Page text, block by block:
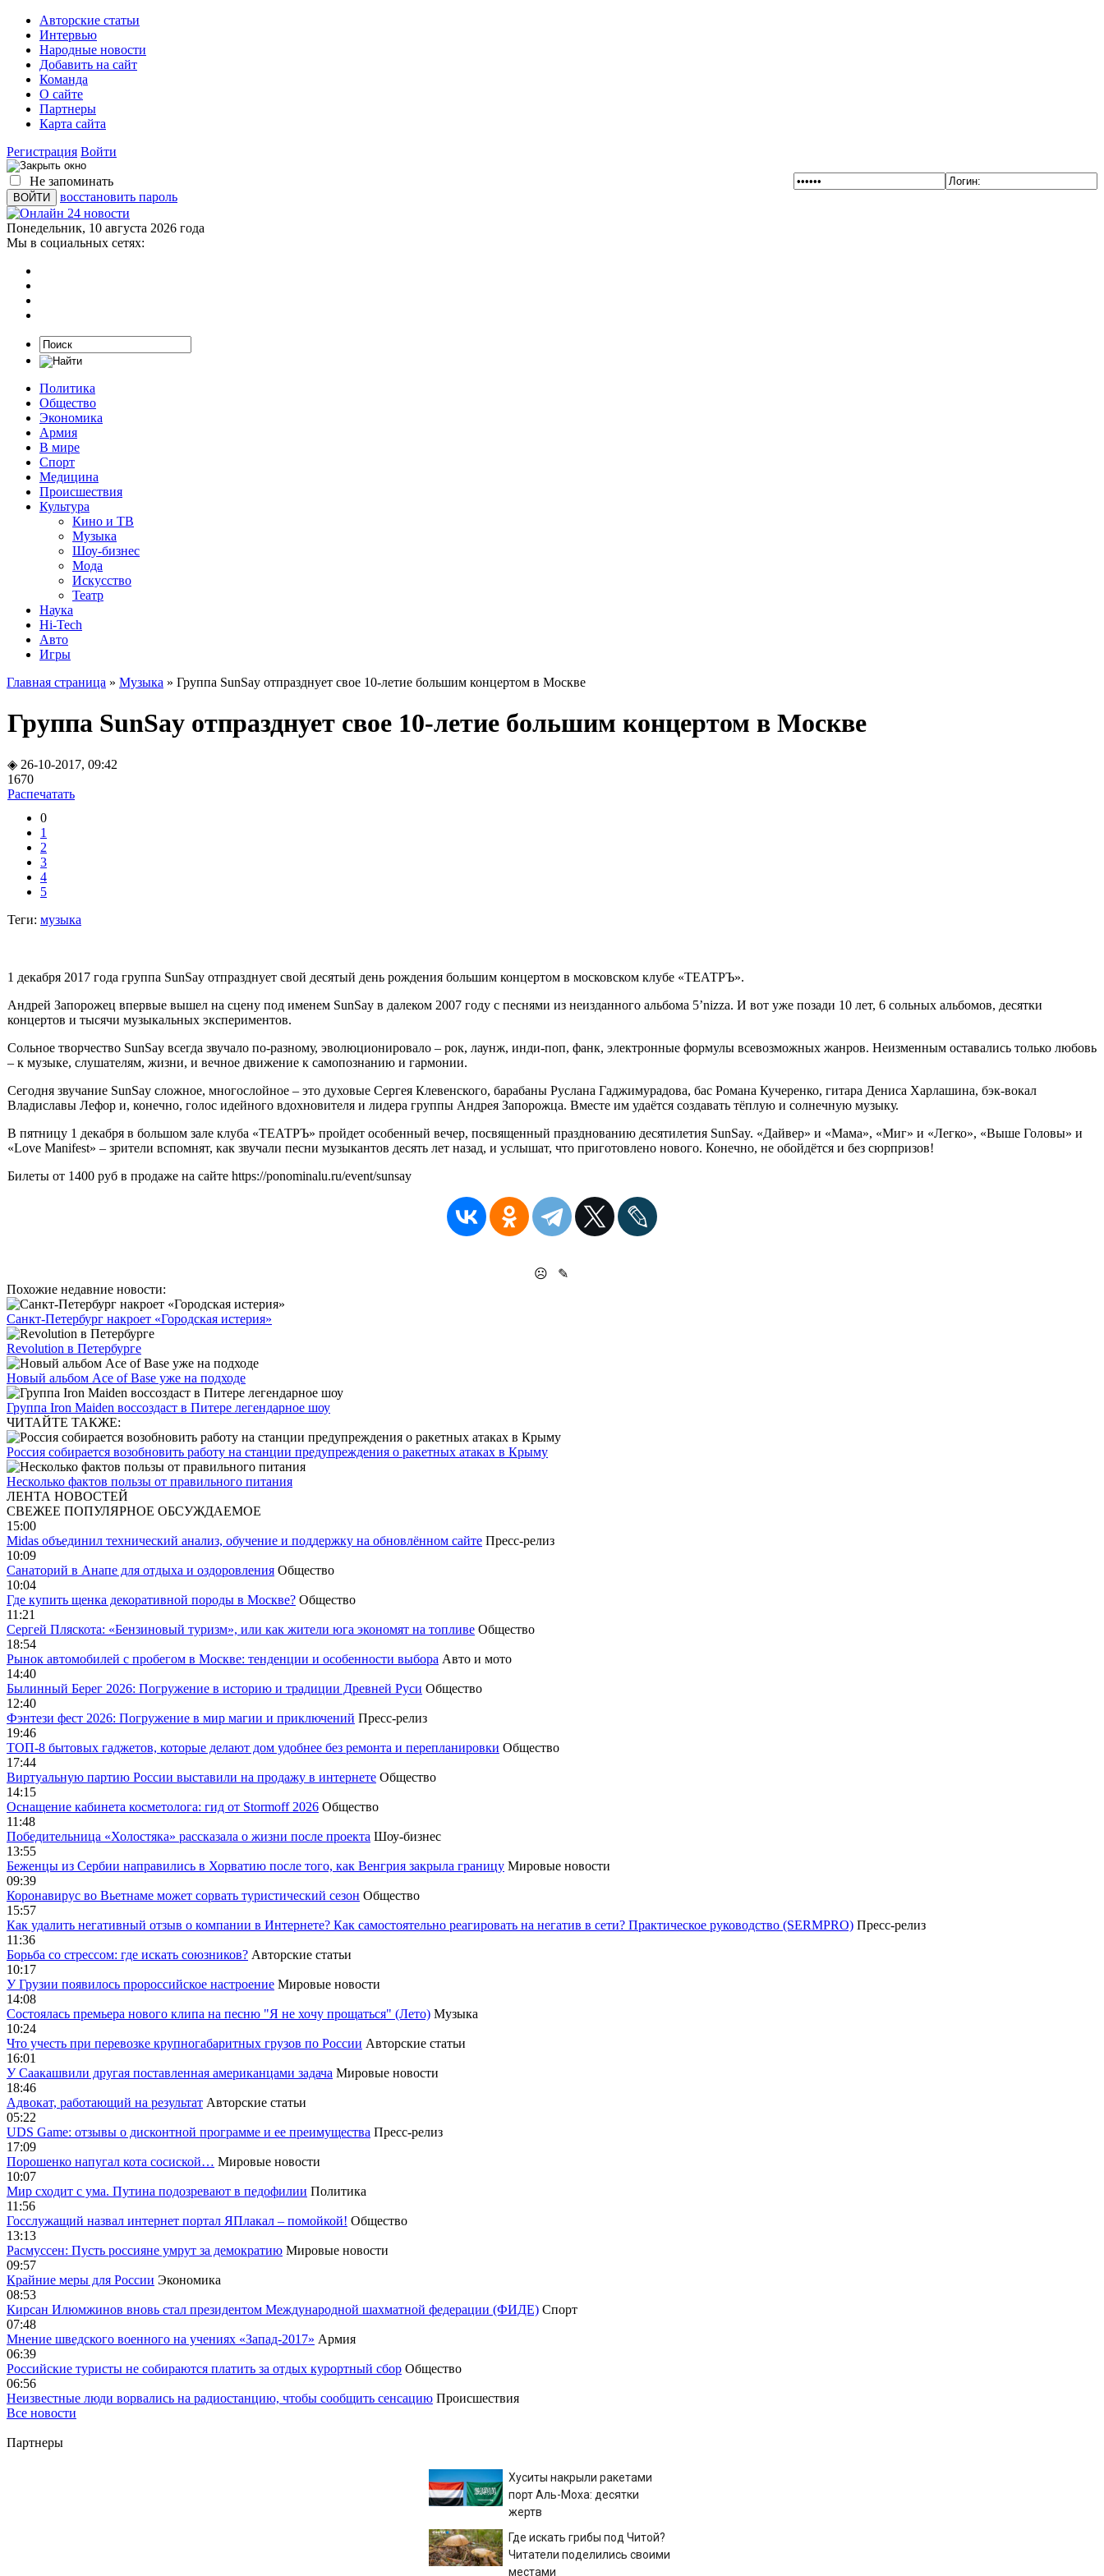
Авторские статьи
Интервью
Народные новости
Добавить на сайт
Команда
О сайте
Партнеры
Карта сайта
Регистрация Войти
Не запоминать
восстановить пароль
Понедельник, 10 августа 2026 года
Мы в социальных сетях:
Политика
Общество
Экономика
Армия
В мире
Спорт
Медицина
Происшествия
Культура
Кино и ТВ
Музыка
Шоу-бизнес
Мода
Искусство
Театр
Наука
Hi-Tech
Авто
Игры
Главная страница » Музыка » Группа SunSay отпразднует свое 10-летие большим концертом в Москве
Группа SunSay отпразднует свое 10-летие большим концертом в Москве
◈ 26-10-2017, 09:42
1670
Распечатать
0
1
2
3
4
5
Теги: музыка
1 декабря 2017 года группа SunSay отпразднует свой десятый день рождения большим концертом в московском клубе «ТЕАТРЪ».
Андрей Запорожец впервые вышел на сцену под именем SunSay в далеком 2007 году с песнями из неизданного альбома 5’nizza. И вот уже позади 10 лет, 6 сольных альбомов, десятки
концертов и тысячи музыкальных экспериментов.
Сольное творчество SunSay всегда звучало по-разному, эволюционировало – рок, лаунж, инди-поп, фанк, электронные формулы всевозможных жанров. Неизменным оставались только любовь
– к музыке, слушателям, жизни, и вечное движение к самопознанию и гармонии.
Сегодня звучание SunSay сложное, многослойное – это духовые Сергея Клевенского, барабаны Руслана Гаджимурадова, бас Романа Кучеренко, гитара Дениса Харлашина, бэк-вокал
Владиславы Лефор и, конечно, голос идейного вдохновителя и лидера группы Андрея Запорожца. Вместе им удаётся создавать тёплую и солнечную музыку.
В пятницу 1 декабря в большом зале клуба «ТЕАТРЪ» пройдет особенный вечер, посвященный празднованию десятилетия SunSay. «Дайвер» и «Мама», «Миг» и «Легко», «Выше Головы» и
«Love Manifest» – зрители вспомнят, как звучали песни музыкантов десять лет назад, и услышат, что приготовлено нового. Конечно, не обойдётся и без сюрпризов!
Билеты от 1400 руб в продаже на сайте https://ponominalu.ru/event/sunsay
☹
✎
Похожие недавние новости:
Санкт-Петербург накроет «Городская истерия»
Revolution в Петербурге
Новый альбом Ace of Base уже на подходе
Группа Iron Maiden воссоздаст в Питере легендарное шоу
ЧИТАЙТЕ ТАКЖЕ:
Россия собирается возобновить работу на станции предупреждения о ракетных атаках в Крыму
Несколько фактов пользы от правильного питания
ЛЕНТА НОВОСТЕЙ
СВЕЖЕЕ ПОПУЛЯРНОЕ ОБСУЖДАЕМОЕ
15:00
Midas объединил технический анализ, обучение и поддержку на обновлённом сайте Пресс-релиз
10:09
Санаторий в Анапе для отдыха и оздоровления Общество
10:04
Где купить щенка декоративной породы в Москве? Общество
11:21
Сергей Пляскота: «Бензиновый туризм», или как жители юга экономят на топливе Общество
18:54
Рынок автомобилей с пробегом в Москве: тенденции и особенности выбора Авто и мото
14:40
Былинный Берег 2026: Погружение в историю и традиции Древней Руси Общество
12:40
Фэнтези фест 2026: Погружение в мир магии и приключений Пресс-релиз
19:46
ТОП-8 бытовых гаджетов, которые делают дом удобнее без ремонта и перепланировки Общество
17:44
Виртуальную партию России выставили на продажу в интернете Общество
14:15
Оснащение кабинета косметолога: гид от Stormoff 2026 Общество
11:48
Победительница «Холостяка» рассказала о жизни после проекта Шоу-бизнес
13:55
Беженцы из Сербии направились в Хорватию после того, как Венгрия закрыла границу Мировые новости
09:39
Коронавирус во Вьетнаме может сорвать туристический сезон Общество
15:57
Как удалить негативный отзыв о компании в Интернете? Как самостоятельно реагировать на негатив в сети? Практическое руководство (SERMPRO) Пресс-релиз
11:36
Борьба со стрессом: где искать союзников? Авторские статьи
10:17
У Грузии появилось пророссийское настроение Мировые новости
14:08
Cостоялась премьера нового клипа на песню "Я не хочу прощаться" (Лето) Музыка
10:24
Что учесть при перевозке крупногабаритных грузов по России Авторские статьи
16:01
У Саакашвили другая поставленная американцами задача Мировые новости
18:46
Адвокат, работающий на результат Авторские статьи
05:22
UDS Game: отзывы о дисконтной программе и ее преимущества Пресс-релиз
17:09
Порошенко напугал кота сосиской… Мировые новости
10:07
Мир сходит с ума. Путина подозревают в педофилии Политика
11:56
Госслужащий назвал интернет портал ЯПлакал – помойкой! Общество
13:13
Расмуссен: Пусть россияне умрут за демократию Мировые новости
09:57
Крайние меры для России Экономика
08:53
Кирсан Илюмжинов вновь стал президентом Международной шахматной федерации (ФИДЕ) Спорт
07:48
Мнение шведского военного на учениях «Запад-2017» Армия
06:39
Российские туристы не собираются платить за отдых курортный сбор Общество
06:56
Неизвестные люди ворвались на радиостанцию, чтобы сообщить сенсацию Происшествия
Все новости
Партнеры
Хуситы накрыли ракетами
порт Аль-Моха: десятки
жертв
Где искать грибы под Читой?
Читатели поделились своими
местами